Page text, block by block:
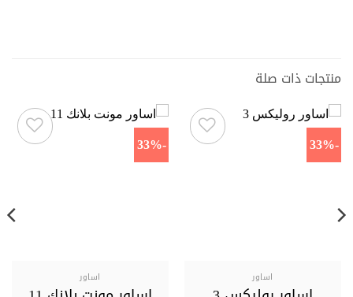
منتجات ذات صلة
-33%
اساور
-33%
اساور